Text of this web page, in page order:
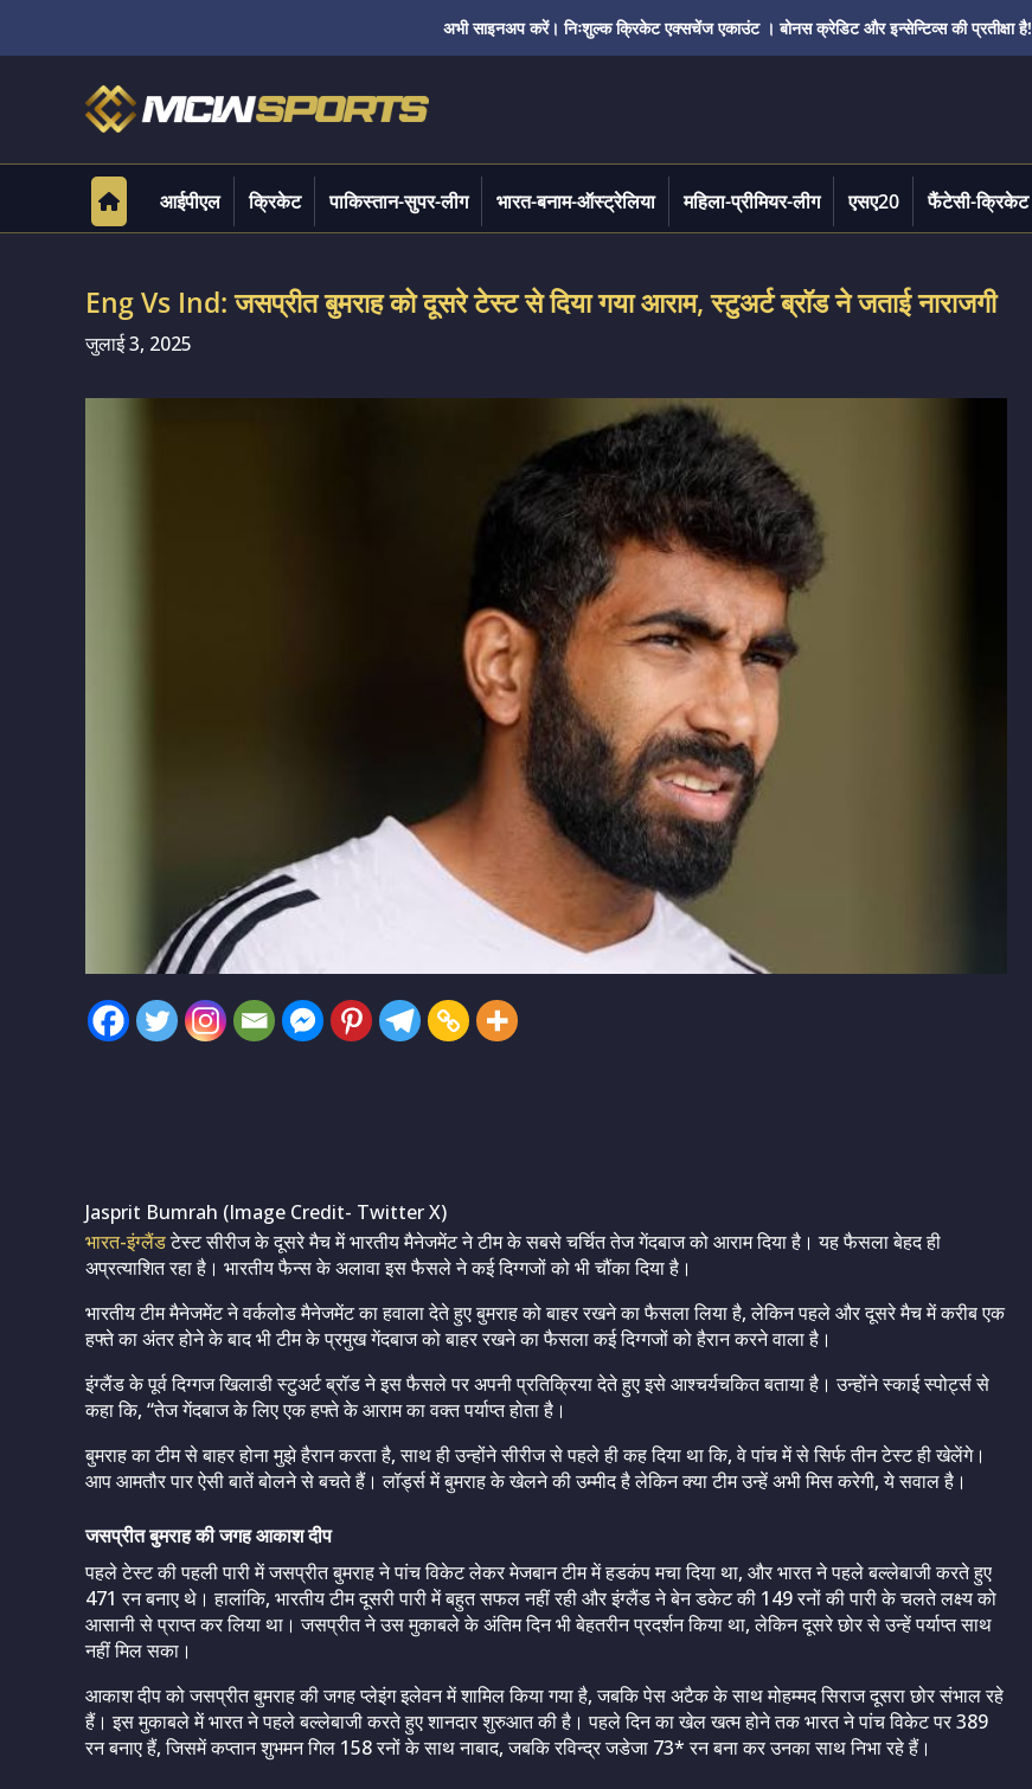
अभी साइनअप करें। निःशुल्क क्रिकेट एक्सचेंज एकाउंट । बोनस क्रेडिट और इन्सेन्टिव्स की प्रतीक्षा है!
आईपीएल क्रिकेट पाकिस्तान-सुपर-लीग भारत-बनाम-ऑस्ट्रेलिया महिला-प्रीमियर-लीग एसए20 फैंटेसी-क्रिकेट
Eng Vs Ind: जसप्रीत बुमराह को दूसरे टेस्ट से दिया गया आराम, स्टुअर्ट ब्रॉड ने जताई नाराजगी
जुलाई 3, 2025
Jasprit Bumrah (Image Credit- Twitter X)
भारत-इंग्लैंडटेस्ट सीरीज के दूसरे मैच में भारतीय मैनेजमेंट ने टीम के सबसे चर्चित तेज गेंदबाज को आराम दिया है। यह फैसला बेहद ही
अप्रत्याशित रहा है। भारतीय फैन्स के अलावा इस फैसले ने कई दिग्गजों को भी चौंका दिया है।
भारतीय टीम मैनेजमेंट ने वर्कलोड मैनेजमेंट का हवाला देते हुए बुमराह को बाहर रखने का फैसला लिया है, लेकिन पहले और दूसरे मैच में करीब एक
हफ्ते का अंतर होने के बाद भी टीम के प्रमुख गेंदबाज को बाहर रखने का फैसला कई दिग्गजों को हैरान करने वाला है।
इंग्लैंड के पूर्व दिग्गज खिलाडी स्टुअर्ट ब्रॉड ने इस फैसले पर अपनी प्रतिक्रिया देते हुए इसे आश्चर्यचकित बताया है। उन्होंने स्काई स्पोर्ट्स से
कहा कि, “तेज गेंदबाज के लिए एक हफ्ते के आराम का वक्त पर्याप्त होता है।
बुमराह का टीम से बाहर होना मुझे हैरान करता है, साथ ही उन्होंने सीरीज से पहले ही कह दिया था कि, वे पांच में से सिर्फ तीन टेस्ट ही खेलेंगे।
आप आमतौर पार ऐसी बातें बोलने से बचते हैं। लॉर्ड्स में बुमराह के खेलने की उम्मीद है लेकिन क्या टीम उन्हें अभी मिस करेगी, ये सवाल है।
जसप्रीत बुमराह की जगह आकाश दीप
पहले टेस्ट की पहली पारी में जसप्रीत बुमराह ने पांच विकेट लेकर मेजबान टीम में हडकंप मचा दिया था, और भारत ने पहले बल्लेबाजी करते हुए
471 रन बनाए थे। हालांकि, भारतीय टीम दूसरी पारी में बहुत सफल नहीं रही और इंग्लैंड ने बेन डकेट की 149 रनों की पारी के चलते लक्ष्य को
आसानी से प्राप्त कर लिया था। जसप्रीत ने उस मुकाबले के अंतिम दिन भी बेहतरीन प्रदर्शन किया था, लेकिन दूसरे छोर से उन्हें पर्याप्त साथ
नहीं मिल सका।
आकाश दीप को जसप्रीत बुमराह की जगह प्लेइंग इलेवन में शामिल किया गया है, जबकि पेस अटैक के साथ मोहम्मद सिराज दूसरा छोर संभाल रहे
हैं। इस मुकाबले में भारत ने पहले बल्लेबाजी करते हुए शानदार शुरुआत की है। पहले दिन का खेल खत्म होने तक भारत ने पांच विकेट पर 389
रन बनाए हैं, जिसमें कप्तान शुभमन गिल 158 रनों के साथ नाबाद, जबकि रविन्द्र जडेजा 73* रन बना कर उनका साथ निभा रहे हैं।